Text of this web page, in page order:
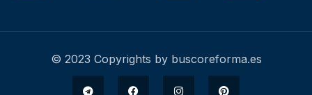
© 2023 Copyrights by buscoreforma.es